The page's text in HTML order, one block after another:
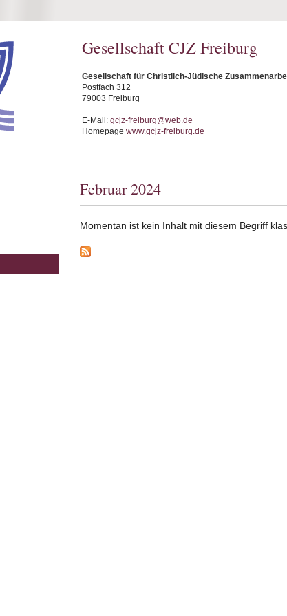
Gesellschaft CJZ Freiburg
Gesellschaft für Christlich-Jüdische
Postfach 312
79003 Freiburg
E-Mail: gcjz-freiburg@web.de
Homepage www.gcjz-freiburg.de
Februar 2024
Momentan ist kein Inhalt mit diesem Begriff